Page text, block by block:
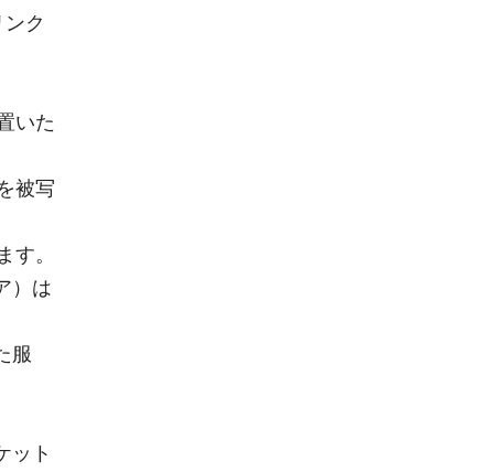
ク
いた
被写
。
）は
服
ット